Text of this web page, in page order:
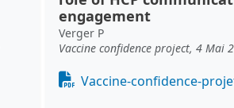
engagement
Verger P
Vaccine confidence project, 4 Mai
Document
Vaccine-confidence-